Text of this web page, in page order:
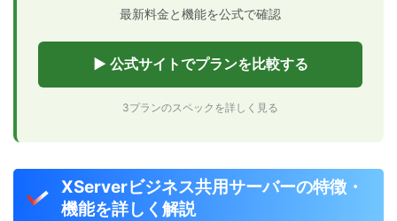
最新料金と機能を公式で確認
▶ 公式サイトでプランを比較する
3プランのスペックを詳しく見る
XServerビジネス共用サーバーの特徴・
機能を詳しく解説